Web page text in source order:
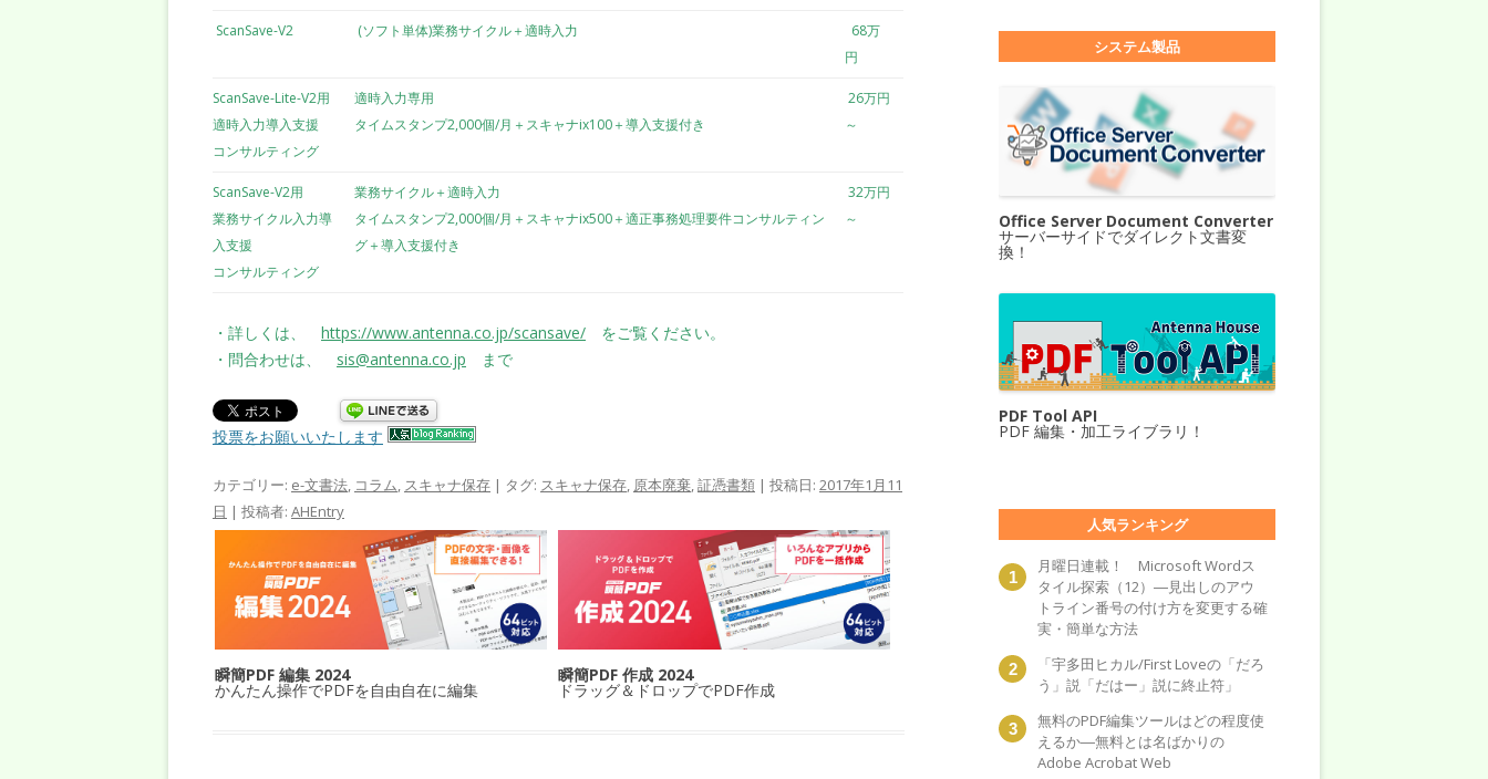
ScanSave-V2 (ソフト単体)業務サイクル＋適時入力
68万
円
ScanSave-Lite-V2用
適時入力導入支援
コンサルティング
適時入力専用
タイムスタンプ2,000個/月＋スキャナix100＋導入支援付き
26万円
～
ScanSave-V2用
業務サイクル入力導
入支援
コンサルティング
業務サイクル＋適時入力
タイムスタンプ2,000個/月＋スキャナix500＋適正事務処理要件コンサルティン
グ＋導入支援付き
32万円
～
・詳しくは、 https://www.antenna.co.jp/scansave/ をご覧ください。
・問合わせは、 sis@antenna.co.jp まで
投票をお願いいたします
カテゴリー: e-文書法, コラム, スキャナ保存 | タグ: スキャナ保存, 原本廃棄,証憑書類 | 投稿日: 2017年1月11
日 | 投稿者: AHEntry
瞬簡PDF 編集 2024
かんたん操作でPDFを自由自在に編集
瞬簡PDF 作成 2024
ドラッグ＆ドロップでPDF作成
システム製品
Office Server Document Converter
サーバーサイドでダイレクト文書変
換！
PDF Tool API
PDF 編集・加工ライブラリ！
人気ランキング
月曜日連載！ Microsoft Wordス
タイル探索（12）―見出しのアウ
トライン番号の付け方を変更する確
実・簡単な方法
「宇多田ヒカル/First Loveの「だろ
う」説「だはー」説に終止符」
無料のPDF編集ツールはどの程度使
えるか―無料とは名ばかりの
Adobe Acrobat Web